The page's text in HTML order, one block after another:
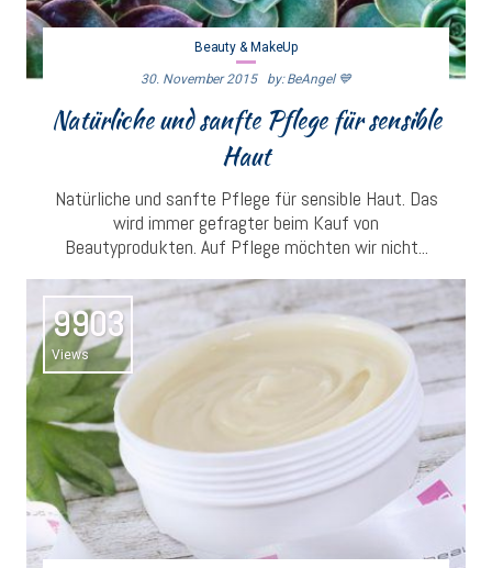
Beauty & MakeUp
30. November 2015 By: BeAngel 💙
Natürliche und sanfte Pflege für sensible
Haut
Natürliche und sanfte Pflege für sensible Haut. Das
wird immer gefragter beim Kauf von
Beautyprodukten. Auf Pflege möchten wir nicht...
9903
Views